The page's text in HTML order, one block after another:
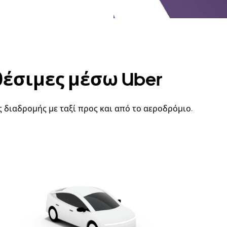
μέσω Uber
με ταξί προς και από το αεροδρόμιο.